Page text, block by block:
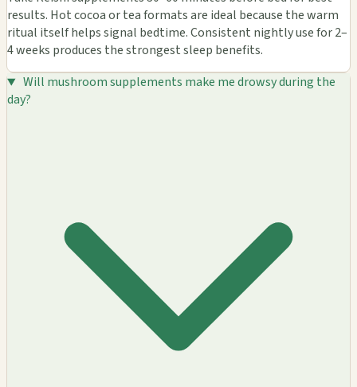
results. Hot cocoa or tea formats are ideal because the warm
ritual itself helps signal bedtime. Consistent nightly use for 2–
4 weeks produces the strongest sleep benefits.
Will mushroom supplements make me drowsy during the
day?